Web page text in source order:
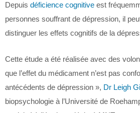
Depuis déficience cognitive est
personnes souffrant de dépression, il
distinguer les effets cognitifs de la
Cette étude a été réalisée avec des
que l’effet du médicament n’est pas
antécédents de dépression », Dr Leigh
biopsychologie à l’Université de